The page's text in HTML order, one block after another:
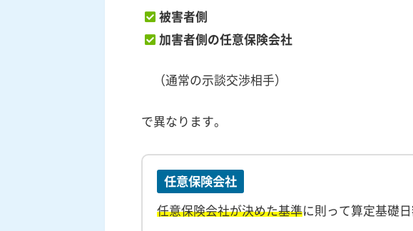
被害者側
加害者側の任意保険会社
（通常の示談交渉相手）
で異なります。
任意保険会社
任意保険会社が決めた基準に則って算定基礎